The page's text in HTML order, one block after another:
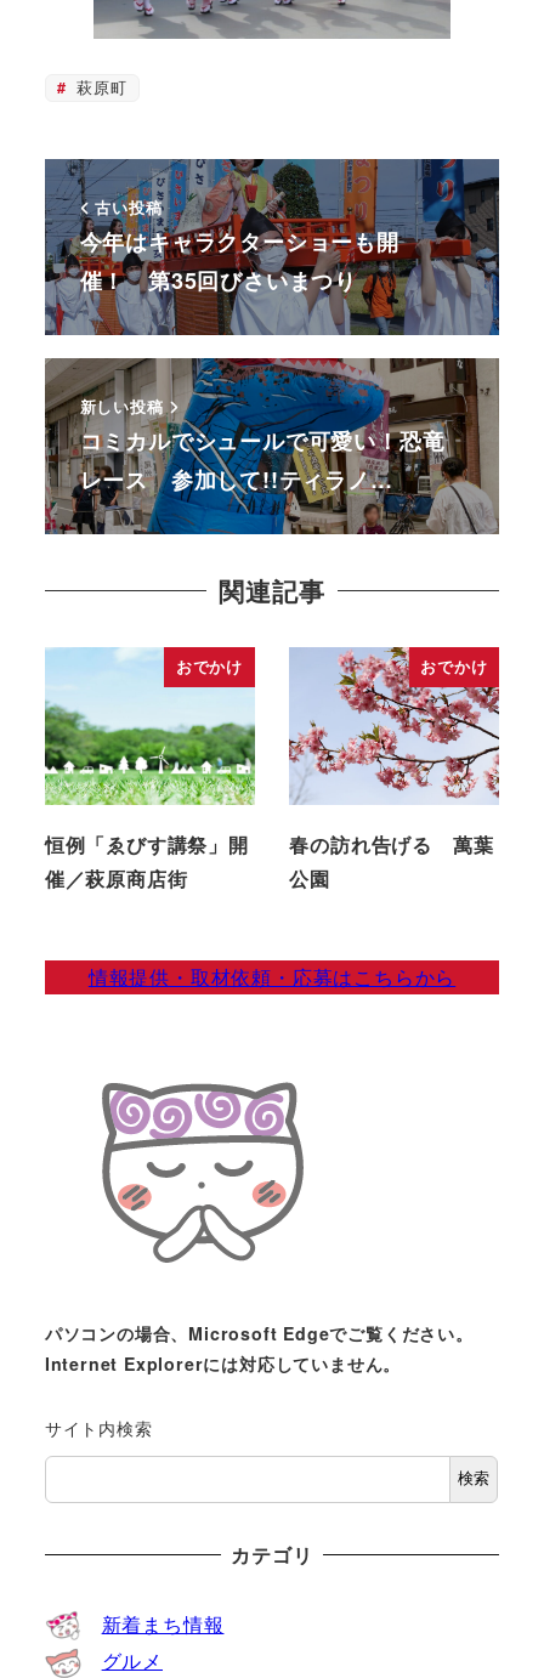
萩原町
古い投稿
今年はキャラクターショーも開
催！ 第35回びさいまつり
新しい投稿
コミカルでシュールで可愛い！恐竜
レース 参加して!!ティラノ…
関連記事
おでかけ
恒例「ゑびす講祭」開
催／萩原商店街
おでかけ
春の訪れ告げる 萬葉
公園
情報提供・取材依頼・応募はこちらから
パソコンの場合、Microsoft Edgeでご覧ください。
Internet Explorerには対応していません。
サイト内検索
検索
カテゴリ
新着まち情報
グルメ